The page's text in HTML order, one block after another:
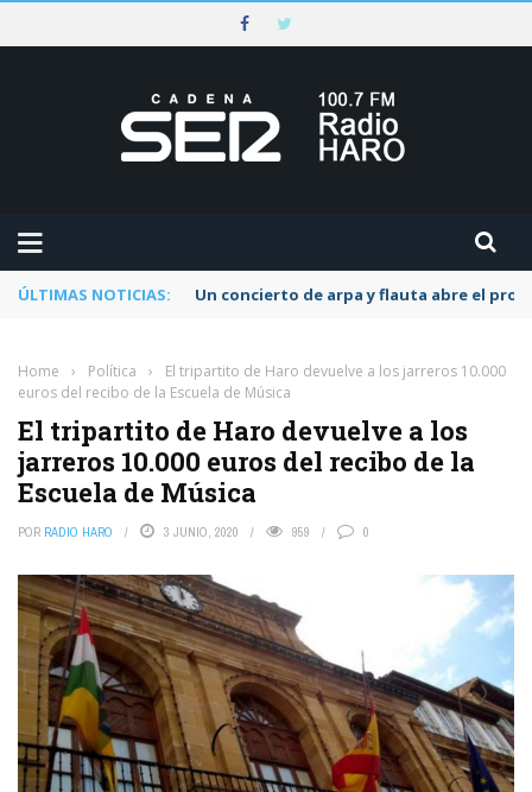
ÚLTIMAS NOTICIAS: Un concierto de arpa y flauta abre el
Home › Política ›
El tripartito de Haro devuelve a los jarreros 10.000
euros del recibo de la Escuela de Música
El tripartito de Haro devuelve a los
jarreros 10.000 euros del recibo de la
Escuela de Música
POR RADIO HARO 3 JUNIO, 2020 959 0